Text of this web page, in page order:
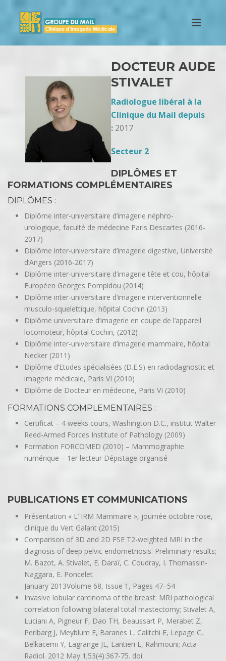
DOCTEUR AUDE
STIVALET
Radiologue libéral à la
Clinique du Mail depuis
: 2017
Secteur 2
DIPLÔMES ET
FORMATIONS COMPLÉMENTAIRES
DIPLÔMES :
Diplôme inter-universitaire d’imagerie néphro-
urologique, faculté de médecine Paris Descartes (2016-
2017)
Diplôme inter-universitaire d’imagerie digestive, Université
d’Angers (2016-2017)
Diplôme inter-universitaire d’imagerie tête et cou, hôpital
Européen Georges Pompidou (2014)
Diplôme inter-universitaire d’imagerie interventionnelle
musculo-squelettique, hôpital Cochin (2013)
Diplôme universitaire d’imagerie en coupe de l’appareil
locomoteur, hôpital Cochin, (2012)
Diplôme inter-universitaire d’imagerie mammaire, hôpital
Necker (2011)
Diplôme d’Etudes spécialisées (D.E.S) en radiodagnostic et
imagerie médicale, Paris VI (2010)
Diplôme de Docteur en médecine, Paris VI (2010)
FORMATIONS COMPLEMENTAIRES :
Certificat – 4 weeks cours, Washington D.C., institut Walter
Reed-Armed Forces Institute of Pathology (2009)
Formation FORCOMED (2010) – Mammographie
numérique – 1er lecteur Dépistage organisé
PUBLICATIONS ET COMMUNICATIONS
Présentation « L’ IRM Mammaire », journée octobre rose,
clinique du Vert Galant (2015)
Comparison of 3D and 2D FSE T2-weighted MRI in the
diagnosis of deep pelvic endometriosis: Preliminary results;
M. Bazot, A. Stivalet, E. Daraï, C. Coudray, I. Thomassin-
Naggara, E. Poncelet
January 2013Volume 68, Issue 1, Pages 47–54
Invasive lobular carcinoma of the breast: MRI pathological
correlation following bilateral total mastectomy; Stivalet A,
Luciani A, Pigneur F, Dao TH, Beaussart P, Merabet Z,
Perlbarg J, Meyblum E, Baranes L, Calitchi E, Lepage C,
Belkacemi Y, Lagrange JL, Lantieri L, Rahmouni; Acta
Radiol. 2012 May 1;53(4):367-75. doi: